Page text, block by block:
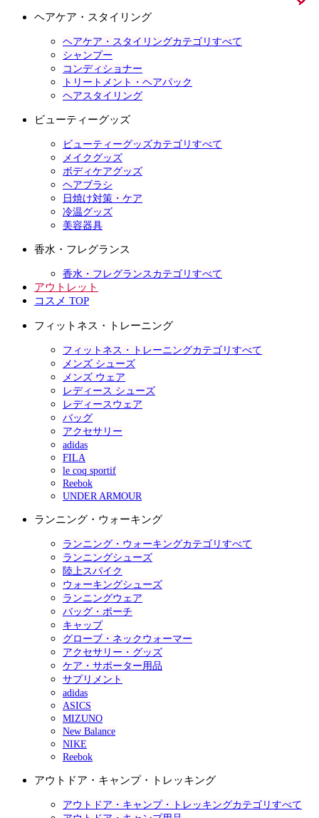
ヘアケア・スタイリング
ヘアケア・スタイリングカテゴリすべて
シャンプー
コンディショナー
トリートメント・ヘアパック
ヘアスタイリング
ビューティーグッズ
ビューティーグッズカテゴリすべて
メイクグッズ
ボディケアグッズ
ヘアブラシ
日焼け対策・ケア
冷温グッズ
美容器具
香水・フレグランス
香水・フレグランスカテゴリすべて
アウトレット
コスメ TOP
フィットネス・トレーニング
フィットネス・トレーニングカテゴリすべて
メンズ シューズ
メンズ ウェア
レディース シューズ
レディースウェア
バッグ
アクセサリー
adidas
FILA
le coq sportif
Reebok
UNDER ARMOUR
ランニング・ウォーキング
ランニング・ウォーキングカテゴリすべて
ランニングシューズ
陸上スパイク
ウォーキングシューズ
ランニングウェア
バッグ・ポーチ
キャップ
グローブ・ネックウォーマー
アクセサリー・グッズ
ケア・サポーター用品
サプリメント
adidas
ASICS
MIZUNO
New Balance
NIKE
Reebok
アウトドア・キャンプ・トレッキング
アウトドア・キャンプ・トレッキングカテゴリすべて